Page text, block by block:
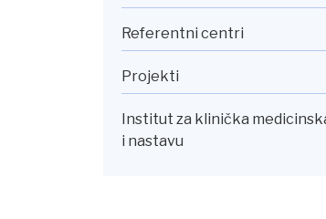
Referentni centri
Projekti
Institut za klinička
i nastavu